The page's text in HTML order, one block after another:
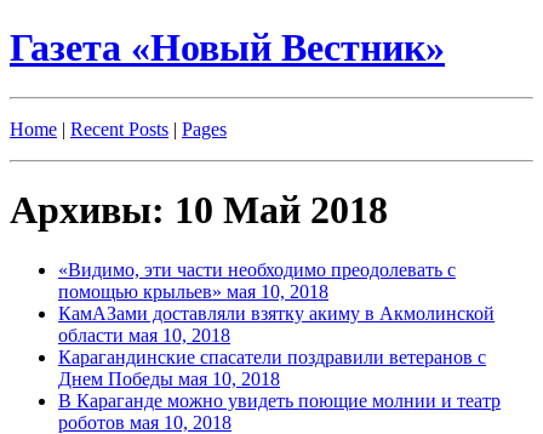
Газета «Новый Вестник»
Home | Recent Posts | Pages
Архивы: 10 Май 2018
«Видимо, эти части необходимо преодолевать с
помощью крыльев» мая 10, 2018
КамАЗами доставляли взятку акиму в Акмолинской
области мая 10, 2018
Карагандинские спасатели поздравили ветеранов с
Днем Победы мая 10, 2018
В Караганде можно увидеть поющие молнии и театр
роботов мая 10, 2018